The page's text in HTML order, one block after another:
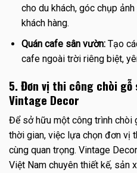
cho du khách, góc chụp
khách hàng.
Quán cafe sân vườn:Tạo
cafe ngoài trời riêng biệt,
5. Đơn vị thi công chòi gỗ
Vintage Decor
Để sở hữu một công trình chòi
thời gian, việc lựa chọn đơn vị
cùng quan trọng. Vintage
Việt Nam chuyên thiết kế, sản